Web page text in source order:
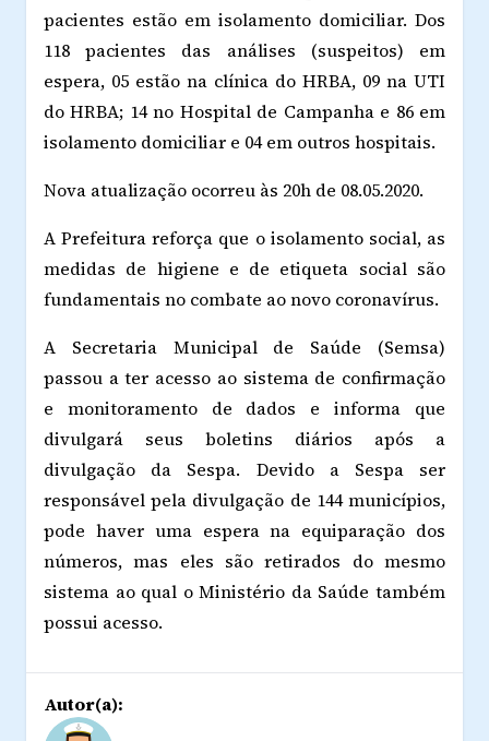
pacientes estão em isolamento domiciliar. Dos
118 pacientes das análises (suspeitos) em
espera, 05 estão na clínica do HRBA, 09 na UTI
do HRBA; 14 no Hospital de Campanha e 86 em
isolamento domiciliar e 04 em outros hospitais.
Nova atualização ocorreu às 20h de 08.05.2020.
A Prefeitura reforça que o isolamento social, as
medidas de higiene e de etiqueta social são
fundamentais no combate ao novo coronavírus.
A Secretaria Municipal de Saúde (Semsa)
passou a ter acesso ao sistema de confirmação
e monitoramento de dados e informa que
divulgará seus boletins diários após a
divulgação da Sespa. Devido a Sespa ser
responsável pela divulgação de 144 municípios,
pode haver uma espera na equiparação dos
números, mas eles são retirados do mesmo
sistema ao qual o Ministério da Saúde também
possui acesso.
Autor(a):